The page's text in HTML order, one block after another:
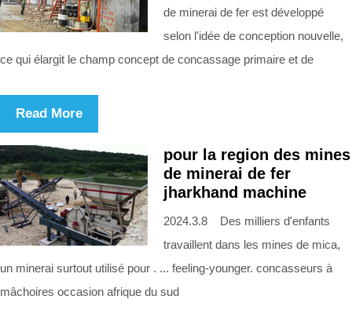
de minerai de fer est développé
selon l'idée de conception nouvelle,
ce qui élargit le champ concept de concassage primaire et de
Read More
pour la region des mines
de minerai de fer
jharkhand machine
2024.3.8 Des milliers d'enfants
travaillent dans les mines de mica,
un minerai surtout utilisé pour . ... feeling-younger. concasseurs à
mâchoires occasion afrique du sud